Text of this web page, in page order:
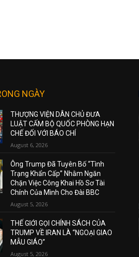
NGÀY
THƯỢNG VIỆN DÂN CHỦ ĐƯA
LUẬT CẤM BỘ QUỐC PHÒNG HẠN
CHẾ ĐỐI VỚI BÁO CHÍ
August 6, 2026
Ông Trump Đã Tuyên Bố “Tình
Trạng Khẩn Cấp” Nhằm Ngăn
Chặn Việc Công Khai Hồ Sơ Tài
Chính Của Mình Cho Đài BBC
August 5, 2026
THẾ GIỚI GỌI CHÍNH SÁCH CỦA
TRUMP VỀ IRAN LÀ “NGOẠI GIAO
MẪU GIÁO”
August 5, 2026